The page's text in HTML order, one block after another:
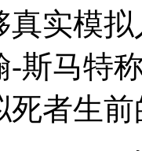
真实模
-斯马特
死者生前